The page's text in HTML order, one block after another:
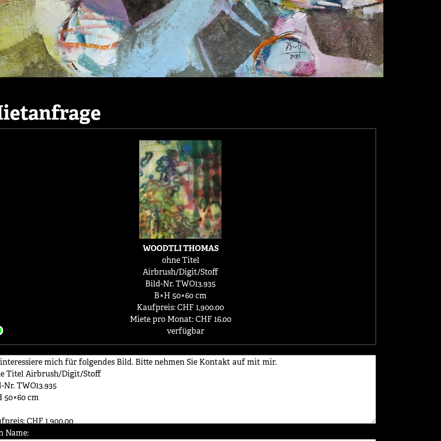
WOODTLI THOMAS
ohne Titel
Airbrush/Digit/Stoff
Bild-Nr. TWO13.935
B×H 50×60 cm
Kaufpreis: CHF 1,900.00
Miete pro Monat: CHF 16.00
verfügbar
Name: